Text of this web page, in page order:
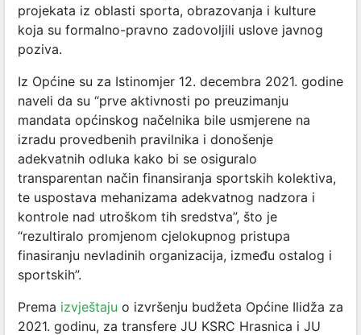
projekata iz oblasti sporta, obrazovanja i kulture
koja su formalno-pravno zadovoljili uslove javnog
poziva.
Iz Općine su za Istinomjer 12. decembra 2021. godine
naveli da su “prve aktivnosti po preuzimanju
mandata općinskog načelnika bile usmjerene na
izradu provedbenih pravilnika i donošenje
adekvatnih odluka kako bi se osiguralo
transparentan način finansiranja sportskih kolektiva,
te uspostava mehanizama adekvatnog nadzora i
kontrole nad utroškom tih sredstva”, što je
“rezultiralo promjenom cjelokupnog pristupa
finasiranju nevladinih organizacija, između ostalog i
sportskih”.
Prema izvještaju o izvršenju budžeta Općine Ilidža za
2021. godinu, za transfere JU KSRC Hrasnica i JU